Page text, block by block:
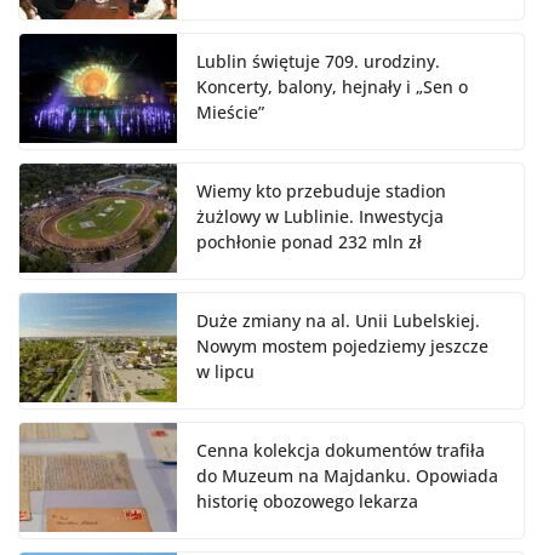
Lublin świętuje 709. urodziny.
Koncerty, balony, hejnały i „Sen o
Mieście”
Wiemy kto przebuduje stadion
żużlowy w Lublinie. Inwestycja
pochłonie ponad 232 mln zł
Duże zmiany na al. Unii Lubelskiej.
Nowym mostem pojedziemy jeszcze
w lipcu
Cenna kolekcja dokumentów trafiła
do Muzeum na Majdanku. Opowiada
historię obozowego lekarza